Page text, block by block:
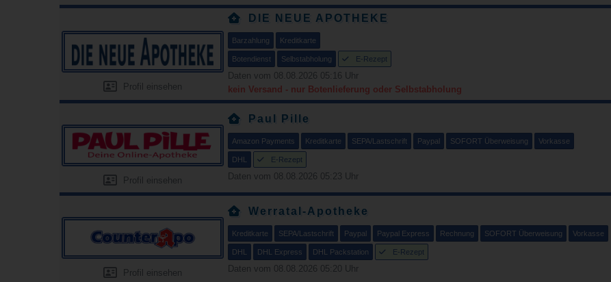
Profil einsehen
DIE NEUE APOTHEKE
Barzahlung Kreditkarte
Botendienst Selbstabholung E-Rezept
Daten vom 08.08.2026 05:16 Uhr
kein Versand - nur Botenlieferung oder Selbstabholung
Profil einsehen
Paul Pille
Amazon Payments Kreditkarte SEPA/Lastschrift Paypal SOFORT Überweisung Vorkasse
DHL E-Rezept
Daten vom 08.08.2026 05:23 Uhr
Profil einsehen
Werratal-Apotheke
Kreditkarte SEPA/Lastschrift Paypal Paypal Express Rechnung SOFORT Überweisung Vorkasse
DHL DHL Express DHL Packstation E-Rezept
Daten vom 08.08.2026 05:20 Uhr